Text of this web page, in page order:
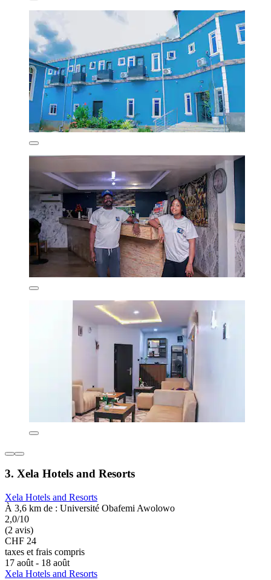
3. Xela Hotels and Resorts
Xela Hotels and Resorts
À 3,6 km de : Université Obafemi Awolowo
2,0/10
(2 avis)
CHF 24
taxes et frais compris
17 août - 18 août
Xela Hotels and Resorts